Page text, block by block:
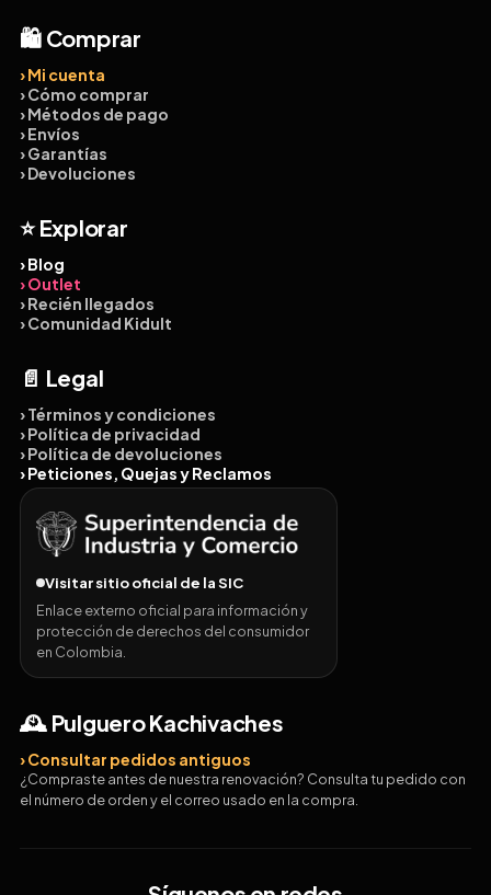
🛍️ Comprar
› Mi cuenta
› Cómo comprar
› Métodos de pago
› Envíos
› Garantías
› Devoluciones
⭐ Explorar
› Blog
› Outlet
› Recién llegados
› Comunidad Kidult
📄 Legal
› Términos y condiciones
› Política de privacidad
› Política de devoluciones
› Peticiones, Quejas y Reclamos
Visitar sitio oficial de la SIC
Enlace externo oficial para información y
protección de derechos del consumidor
en Colombia.
🕰️ Pulguero Kachivaches
› Consultar pedidos antiguos
¿Compraste antes de nuestra renovación? Consulta tu pedido con
el número de orden y el correo usado en la compra.